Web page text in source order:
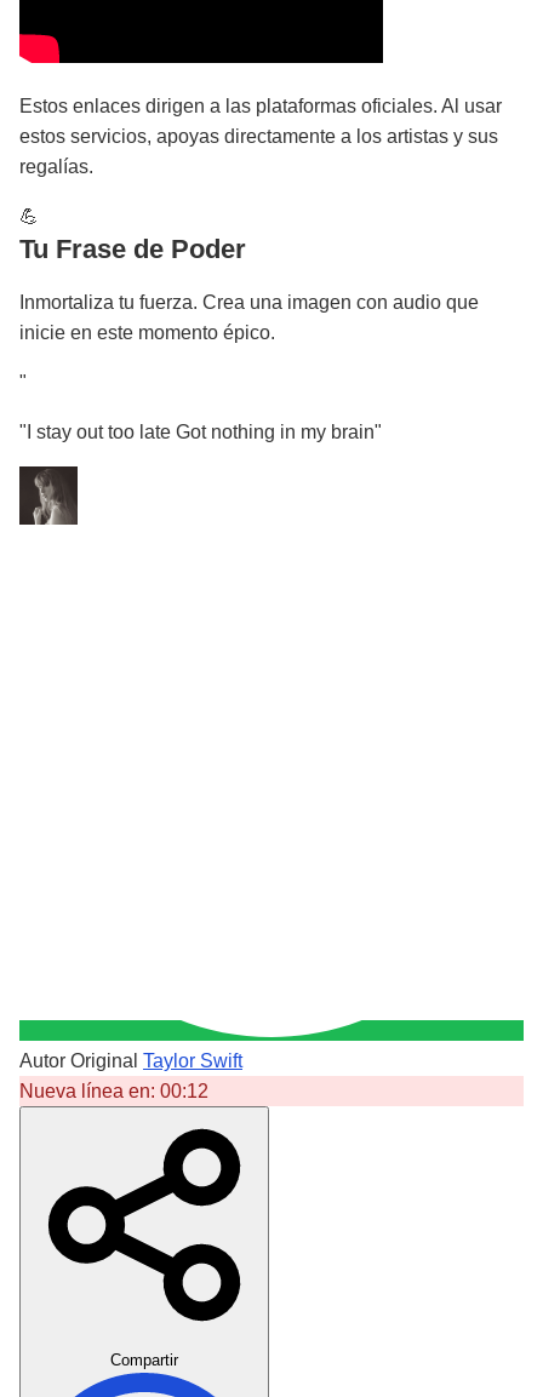
Estos enlaces dirigen a las plataformas oficiales. Al usar
estos servicios, apoyas directamente a los artistas y sus
regalías.
💪
Tu Frase de Poder
Inmortaliza tu fuerza. Crea una imagen con audio que
inicie en este momento épico.
"
"I stay out too late Got nothing in my brain"
Autor Original Taylor Swift
Nueva línea en: 00:12
Compartir